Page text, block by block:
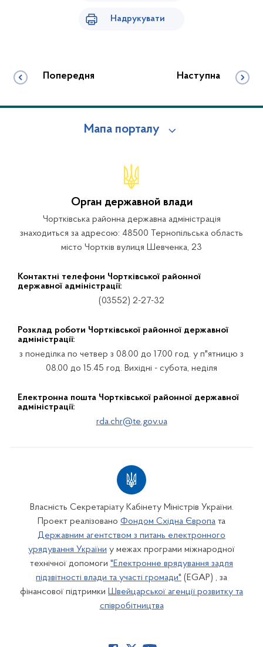
Надрукувати
Попередня Наступна
Мапа порталу
Орган державной влади
Чортківська районна державна адміністрація
знаходиться за адресою: 48500 Тернопільська область
місто Чортків вулиця Шевченка, 23
Контактні телефони Чортківської районної
державної адміністрації:
(03552) 2-27-32
Розклад роботи Чортківської районної державної
адміністрації:
з понеділка по четвер з 08.00 до 17.00 год. у п"ятницю з
08.00 до 15.45 год. Вихідні - субота, неділя
Електронна пошта Чортківської районної державної
адміністрації:
rda.chr@te.gov.ua
Власність Секретаріату Кабінету Міністрів України.
Проект реалізовано Фондом Східна Європа та
Державним агентством з питань електронного
урядування України у межах програми міжнародної
технічної допомоги "Електронне врядування задля
підзвітності влади та участі громади" (EGAP) , за
фінансової підтримки Швейцарської агенції розвитку та
співробітництва